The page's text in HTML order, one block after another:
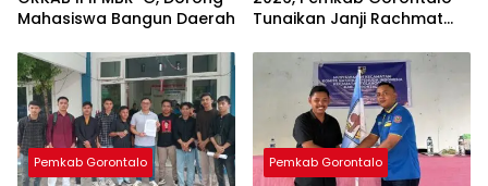
Mahasiswa Bangun Daerah
Tunaikan Janji Rachmat
Pemkab Gorontalo Pemkab Gorontalo